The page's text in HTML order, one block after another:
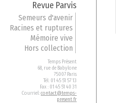
Revue Parvis
Semeurs d'avenir
Racines et ruptures
Mémoire vive
Hors collection
Temps Présent
68, rue de Babylone
75007 Paris
Tél: 01 45 51 57 13
Fax : 01 45 51 40 31
Courriel:contact@temps-
present.fr